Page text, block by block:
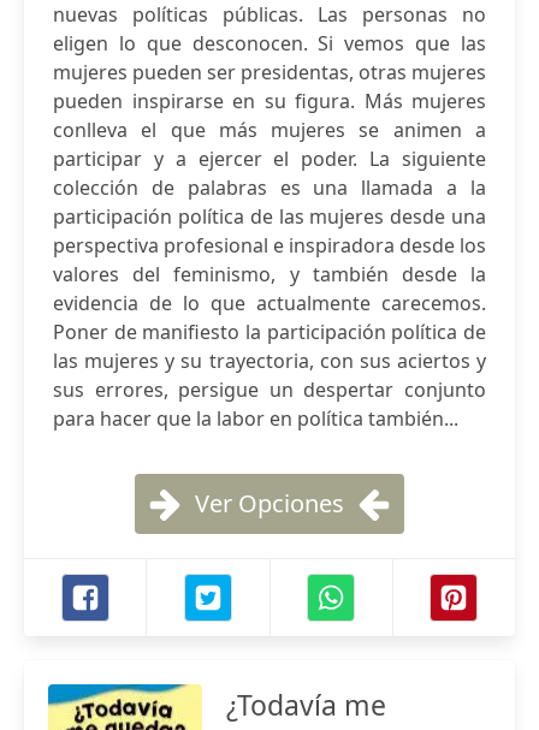
nuevas políticas públicas. Las personas no
eligen lo que desconocen. Si vemos que las
mujeres pueden ser presidentas, otras mujeres
pueden inspirarse en su figura. Más mujeres
conlleva el que más mujeres se animen a
participar y a ejercer el poder. La siguiente
colección de palabras es una llamada a la
participación política de las mujeres desde una
perspectiva profesional e inspiradora desde los
valores del feminismo, y también desde la
evidencia de lo que actualmente carecemos.
Poner de manifiesto la participación política de
las mujeres y su trayectoria, con sus aciertos y
sus errores, persigue un despertar conjunto
para hacer que la labor en política también...
Ver Opciones
¿Todavía me